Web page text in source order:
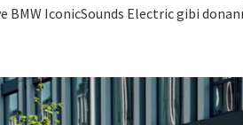
BMW IconicSounds Electric gibi